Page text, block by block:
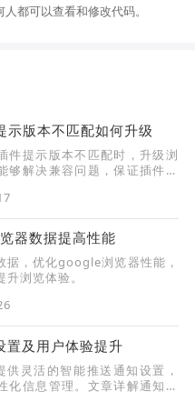
都可以查看和修改代码。
示版本不匹配如何升级
件提示版本不匹配时，升级浏
够解决兼容问题，保证插件顺
器数据提高性能
据，优化google浏览器性能，
浏览体验。
及用户体验提升
灵活的智能推送通知设置，
化信息管理。文章详解通知功